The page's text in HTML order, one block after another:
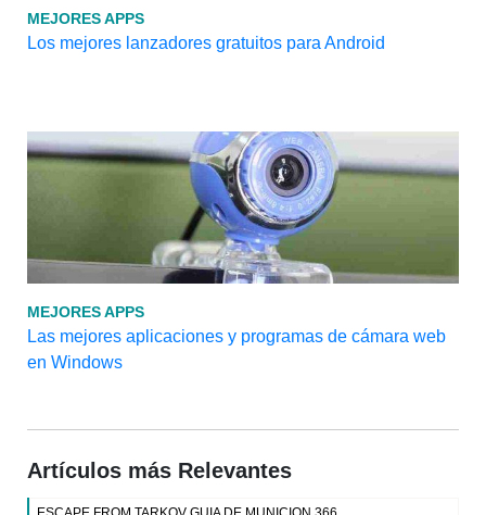
MEJORES APPS
Los mejores lanzadores gratuitos para Android
MEJORES APPS
Las mejores aplicaciones y programas de cámara web
en Windows
Artículos más Relevantes